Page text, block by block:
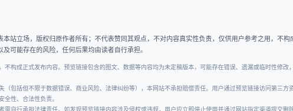
站立场，版权归原作者所有；不代表赞同其观点，不对内容真实性负责，仅供用户参考之用，不构
可能存在的风险，任何后果均由读者自行承担。
构成正式发布内容。预览链接包含的图文、数据等内容均为未定稿版本，可能存在错误、遗漏或临时性修改，
（包括但不限于数据错误、商业风险、法律纠纷等），本网站不承担赔偿责任。用户通过预览链接访问第三方
性、合法性负责。
自行承担法律责任。如发现预览链接内容涉及侵权或违规，用户应立即停止使用并通过网站指定渠道提交删